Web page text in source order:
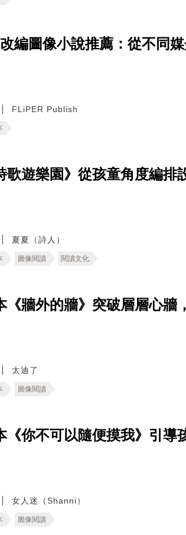
編圖像小說推薦：從不同
FLiPER Publish
歌遊樂園》從孩童角度編
夏夏（詩人）
圖像閱讀 閱讀文化
《牆外的牆》突破層層心牆
太迪了
圖像閱讀
《你不可以隨便摸我》引導
女人迷（Shanni）
圖像閱讀